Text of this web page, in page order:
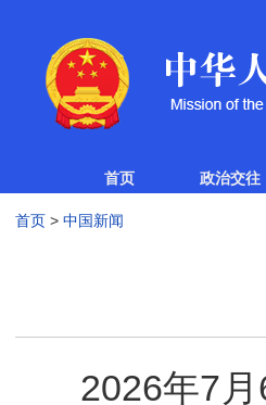
首页 政治交往
首页> 中国新闻
2026年7